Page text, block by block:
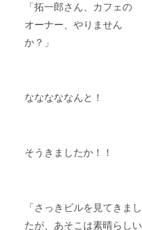
「拓一郎さん、カフェの
オーナー、やりません
か？」
なななななんと！
そうきましたか！！
「さっきビルを見てきまし
たが、あそこは素晴らしい